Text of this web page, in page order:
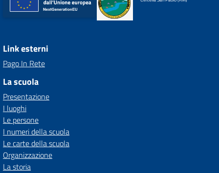
Link esterni
Pago In Rete
La scuola
Presentazione
I luoghi
Le persone
I numeri della scuola
Le carte della scuola
Organizzazione
La storia